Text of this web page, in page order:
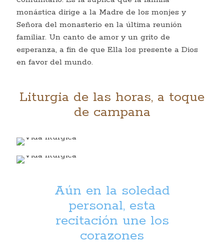
monástica dirige a la Madre de los monjes y
Señora del monasterio en la última reunión
familiar. Un canto de amor y un grito de
esperanza, a fin de que Ella los presente a Dios
en favor del mundo.
Liturgia de las horas, a toque
de campana
Aún en la soledad
personal, esta
recitación une los
corazones